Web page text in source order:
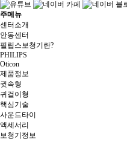
주메뉴
센터소개
안동센터
필립스보청기란?
PHILIPS
Oticon
제품정보
귓속형
귀걸이형
핵심기술
사운드타이
액세서리
보청기정보